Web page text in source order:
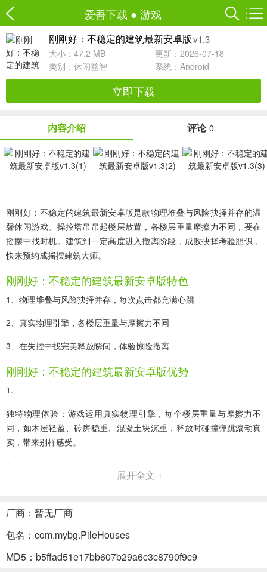
爱吾下载 ● 游戏
刚刚好：不稳定的建筑最新安卓版 v1.3
大小：47.2 MB
更新：2026-07-18
类别： 休闲益智 系统：Android
立即下载
内容介绍 评论 0
刚刚好：不稳定的建筑最新安卓版是款物理堆叠与风险抉择并存的温
馨休闲游戏。操控塔吊吊起楼层放置，各楼层重量摩擦力不同，要在
摇摆中找时机。建筑到一定高度进入撤离阶段，成败抉择考验胆识，
快来预约成摇摆建筑大师。
刚刚好：不稳定的建筑最新安卓版特色
1、物理堆叠与风险抉择并存，每次点击都充满心跳
2、真实物理引擎，各楼层重量与摩擦力不同
3、在失控中找完美释放瞬间，体验惊险撤离
刚刚好：不稳定的建筑最新安卓版优势
1.
独特物理体验：游戏运用真实物理引擎，每个楼层重量与摩擦力不
同，如木屋轻盈、砖房稳重、混凝土块沉重，释放时碰撞弹跳滚动真
实，带来别样感受。
2.
3.
轻松休闲氛围：是物理堆叠与风险抉择并存的温馨休闲游戏，适合喜
欢攻克难关类物理挑战但希望氛围更轻松的玩家。
展开全文 +
厂商：暂无厂商
包名：com.mybg.PileHouses
MD5：b5ffad51e17bb607b29a6c3c8790f9c9